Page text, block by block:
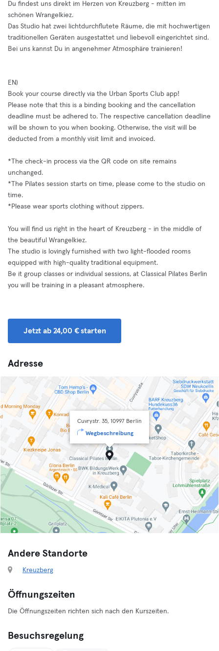
Du findest uns direkt im Herzen von Kreuzberg - mitten im
schönen Wrangelkiez.
Das Studio hat zwei lichtdurchflutete Räume, die mit hochwertigen
traditionellen Geräten ausgestattet und liebevoll eingerichtet sind.
Bei uns kannst Du in angenehmer Atmosphäre trainieren!
EN)
Book your course directly via the Urban Sports Club app!
Please note that this is a binding booking and the cancellation
deadline must be adhered to. The respective cancellation deadline
will be shown to you when booking. Otherwise, the visit will be
deducted from a monthly visit limit and invoiced.
*The check-in process via the QR code on site remains
unchanged.
*The Pilates session starts on time, please come to the studio on
time.
*Please wear sports clothing without zippers.
You will find us right in the heart of Kreuzberg - in the middle of
the beautiful Wrangelkiez.
The studio is lovingly furnished with two light-flooded rooms
equipped with high-quality traditional equipment.
Be it group classes or individual sessions, at Classical Pilates Berlin
you will be training in a pleasant atmosphere.
Jetzt ab 24,00 € starten
Adresse
Cuvrystr. 35, 10997 Berlin
Wegbeschreibung
Andere Standorte
Kreuzberg
Öffnungszeiten
Die Öffnungszeiten richten sich nach den Kurszeiten.
Besuchsregelung